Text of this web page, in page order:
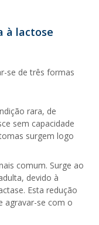
à lactose
se de três formas
rara, de
sem capacidade
surgem logo
comum. Surge ao
devido à
Esta redução
agravar-se com o